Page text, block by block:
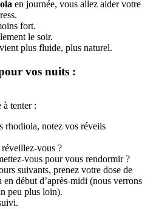
en journée, vous allez aider votre
fort.
le soir.
plus fluide, plus naturel.
vos nuits :
à tenter :
rhodiola, notez vos réveils
vous ?
vous pour vous rendormir ?
suivants, prenez votre dose de
en début d’après-midi (nous verrons
peu plus loin).